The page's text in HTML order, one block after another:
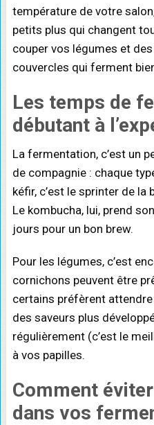
température de votre
petits plus qui changent
couper vos légumes et
couvercles qui ferment
Les temps de
débutant à
La fermentation, c’est un
de compagnie : chaque
kéfir, c’est le sprinter de la
Le kombucha, lui, prend
jours pour un bon brew.
Pour les légumes, c’est
cornichons peuvent être
certains préfèrent
des saveurs plus
régulièrement (c’est le
à vos papilles.
Comment
dans vos